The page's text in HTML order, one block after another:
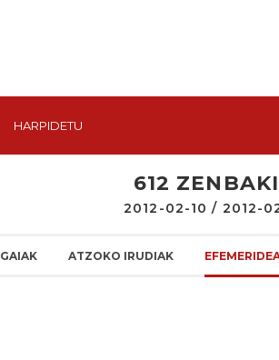
HARPIDETU
612
2012-02-10 / 2012-
GAIAK ATZOKO IRUDIAK